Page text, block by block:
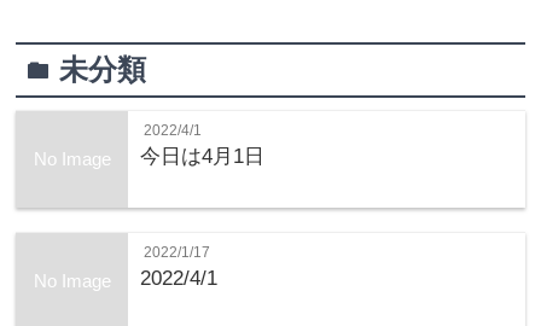
folder未分類
No Image
2022/4/1
今日は4月1日
No Image
2022/1/17
2022/4/1